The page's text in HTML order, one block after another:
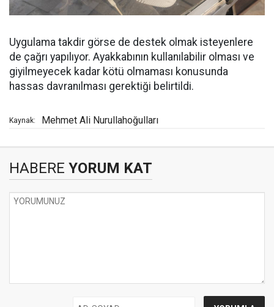
Uygulama takdir görse de destek olmak isteyenlere
de çağrı yapılıyor. Ayakkabının kullanılabilir olması ve
giyilmeyecek kadar kötü olmaması konusunda
hassas davranılması gerektiği belirtildi.
Kaynak: Mehmet Ali Nurullahoğulları
HABERE YORUM KAT